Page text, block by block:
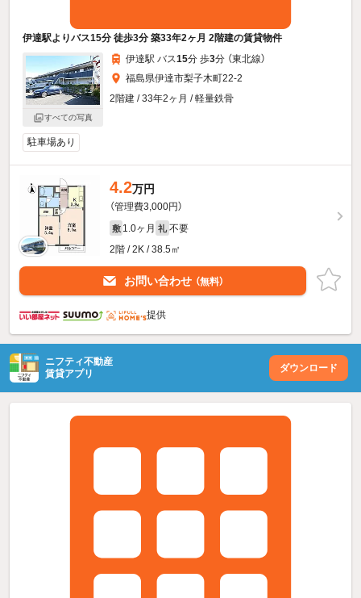
伊達駅よりバス15分 徒歩3分 築33年2ヶ月 2階建の賃貸物件
すべての写真
伊達駅 バス15分 歩3分 （東北線）
福島県伊達市梨子木町22-2
2階建 / 33年2ヶ月 / 軽量鉄骨
駐車場あり
4.2万円
（管理費3,000円）
敷 1.0ヶ月 礼 不要
2階 / 2K / 38.5㎡
お問い合わせ （無料）
提供
ニフティ不動産
賃貸アプリ
ダウンロード